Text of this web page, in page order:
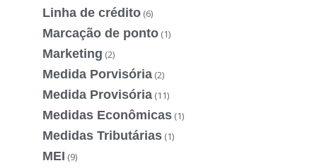
Linha de crédito (6)
Marcação de ponto (1)
Marketing (2)
Medida Porvisória (2)
Medida Provisória (11)
Medidas Econômicas (1)
Medidas Tributárias (1)
MEI (9)